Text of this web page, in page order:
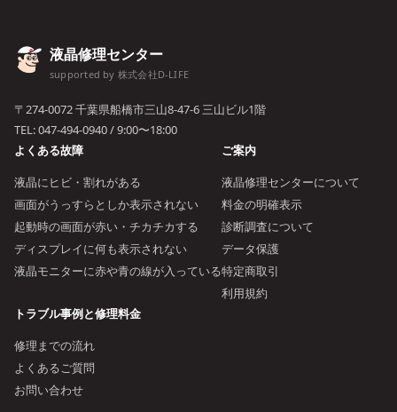
液晶修理センター
supported by 株式会社D-LIFE
〒274-0072 千葉県船橋市三山8-47-6 三山ビル1階
TEL:047-494-0940/ 9:00〜18:00
よくある故障
液晶にヒビ・割れがある
画面がうっすらとしか表示されない
起動時の画面が赤い・チカチカする
ディスプレイに何も表示されない
液晶モニターに赤や青の線が入っている
ご案内
液晶修理センターについて
料金の明確表示
診断調査について
データ保護
特定商取引
利用規約
トラブル事例と修理料金
修理までの流れ
よくあるご質問
お問い合わせ